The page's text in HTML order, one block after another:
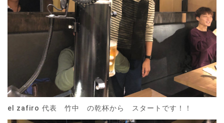
el zafiro 代表 竹中 の乾杯から スタートです！！